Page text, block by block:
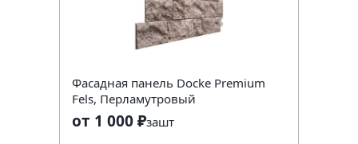
Фасадная панель Docke Premium
Fels, Перламутровый
от 1 000 ₽зашт